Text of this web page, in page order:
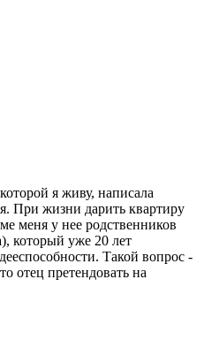
я живу, написала
При жизни дарить квартиру
меня у нее родственников
который уже 20 лет
Такой вопрос -
отец претендовать на